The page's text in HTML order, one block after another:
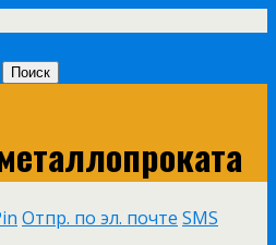
Отпр. по эл. почте SMS